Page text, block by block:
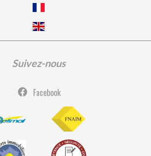
Suivez-nous
Facebook